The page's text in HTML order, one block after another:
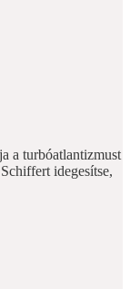
a turbóatlantizmust
idegesítse,